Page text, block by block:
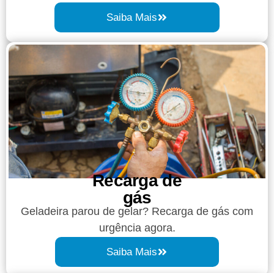
Saiba Mais
Recarga de
gás
Geladeira parou de gelar? Recarga de gás com
urgência agora.
Saiba Mais